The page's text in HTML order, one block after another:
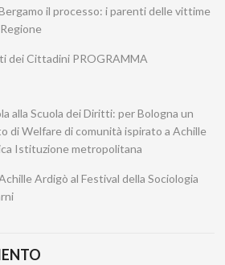
il processo: i parenti delle vittime
dei Cittadini PROGRAMMA
alla Scuola dei Diritti: per Bologna un
di Welfare di comunità ispirato a Achille
Istituzione metropolitana
Ardigò al Festival della Sociologia